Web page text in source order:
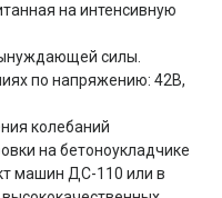
на интенсивную
силы.
по напряжению: 42В,
колебаний
на бетоноукладчике
машин ДС-110 или в